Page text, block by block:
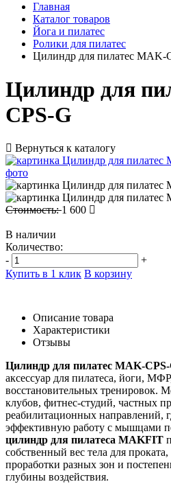
Главная
Каталог товаров
Йога и пилатес
Ролики для пилатес
Цилиндр для пилатес MAK-
Цилиндр для
CPS-G
Вернуться к каталогу
Стоимость:1 600
В наличии
Количество:
-
+
Купить в 1 клик В корзину
Описание товара
Характеристики
Отзывы
Цилиндр для пилатес MAK-
аксессуар для пилатеса, йоги,
восстановительных тренировок.
клубов, фитнес-студий, частных
реабилитационных направлений,
эффективную работу с мышцами
цилиндр для пилатеса MAKFIT
собственный вес тела для
проработки разных зон и
глубины воздействия.